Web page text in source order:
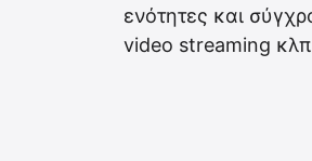
ενότητες και
video streaming